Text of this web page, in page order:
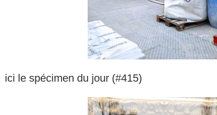
ici le spécimen du jour (#415)